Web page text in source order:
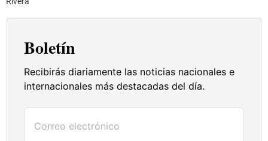
Boletín
Recibirás diariamente las noticias nacionales e
internacionales más destacadas del día.